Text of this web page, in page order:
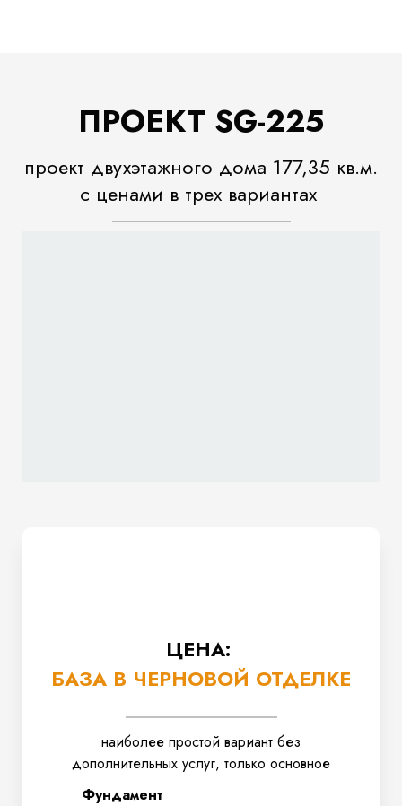
ПРОЕКТ SG-225
проект двухэтажного дома 177,35 кв.м.
с ценами в трех вариантах
ЦЕНА:
БАЗА В ЧЕРНОВОЙ ОТДЕЛКЕ
наиболее простой вариант без
дополнительных услуг, только основное
Фундамент